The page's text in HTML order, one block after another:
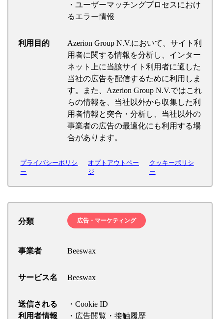
・ユーザーマッチングプロセスにおけ
るエラー情報
利用目的
Azerion Group N.V.において、サイト利
用者に関する情報を分析し、インター
ネット上に当該サイト利用者に適した
当社の広告を配信するために利用しま
す。また、Azerion Group N.V.ではこれ
らの情報を、当社以外から収集した利
用者情報と突合・分析し、当社以外の
事業者の広告の最適化にも利用する場
合があります。
プライバシーポリシ
ー
オプトアウトペー
ジ
クッキーポリシ
ー
分類 広告・マーケティング
事業者 Beeswax
サービス名 Beeswax
送信される
利用者情報
・Cookie ID
・広告閲覧・接触履歴